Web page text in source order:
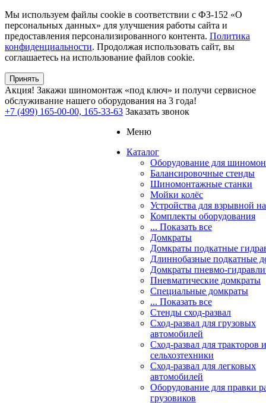
Мы используем файлы cookie в соответствии с ФЗ-152 «О
персональных данных» для улучшения работы сайта и
предоставления персонализированного контента. Политика
конфиденциальности. Продолжая использовать сайт, вы
соглашаетесь на использование файлов cookie.
Принять
Акция! Закажи шиномонтаж «под ключ» и получи сервисное
обслуживание нашего оборудования на 3 года!
+7 (499) 165-00-00, 165-33-63 Заказать звонок
Меню
Каталог
Оборудование для
Балансировочные стенды
Шиномонтажные станки
Мойки колёс
Устройства для взрывной
Комплекты оборудования
... Показать все
Домкраты
Домкраты подкатные
Длиннобазные подкатные
Домкраты пневмо-
Пневматические домкраты
Специальные домкраты
... Показать все
Стенды сход-развал
Сход-развал для грузовых
автомобилей
Сход-развал для тракторов и
сельхозтехники
Сход-развал для легковых
автомобилей
Оборудование для правки
грузовиков